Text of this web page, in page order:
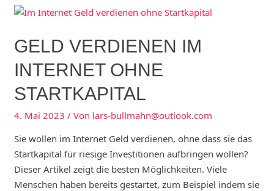
Geld
–
Durch
Influencer
Follower
generieren
GELD VERDIENEN IM
INTERNET OHNE
STARTKAPITAL
4. Mai 2023 / Von lars-bullmahn@outlook.com
Sie wollen im Internet Geld verdienen, ohne dass sie das
Startkapital für riesige Investitionen aufbringen wollen?
Dieser Artikel zeigt die besten Möglichkeiten. Viele
Menschen haben bereits gestartet, zum Beispiel indem sie